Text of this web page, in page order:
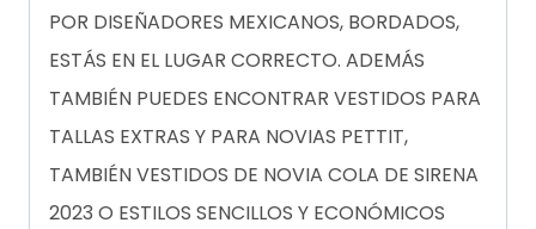
POR DISEÑADORES MEXICANOS, BORDADOS,
ESTÁS EN EL LUGAR CORRECTO. ADEMÁS
TAMBIÉN PUEDES ENCONTRAR VESTIDOS PARA
TALLAS EXTRAS Y PARA NOVIAS PETTIT,
TAMBIÉN VESTIDOS DE NOVIA COLA DE SIRENA
2023 O ESTILOS SENCILLOS Y ECONÓMICOS